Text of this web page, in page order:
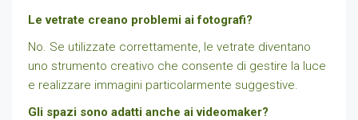
Le vetrate creano problemi ai fotografi?
No. Se utilizzate correttamente, le vetrate diventano
uno strumento creativo che consente di gestire la luce
e realizzare immagini particolarmente suggestive.
Gli spazi sono adatti anche ai videomaker?